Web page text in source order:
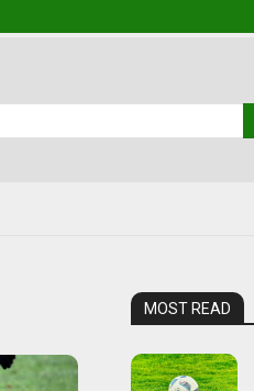
MOST READ